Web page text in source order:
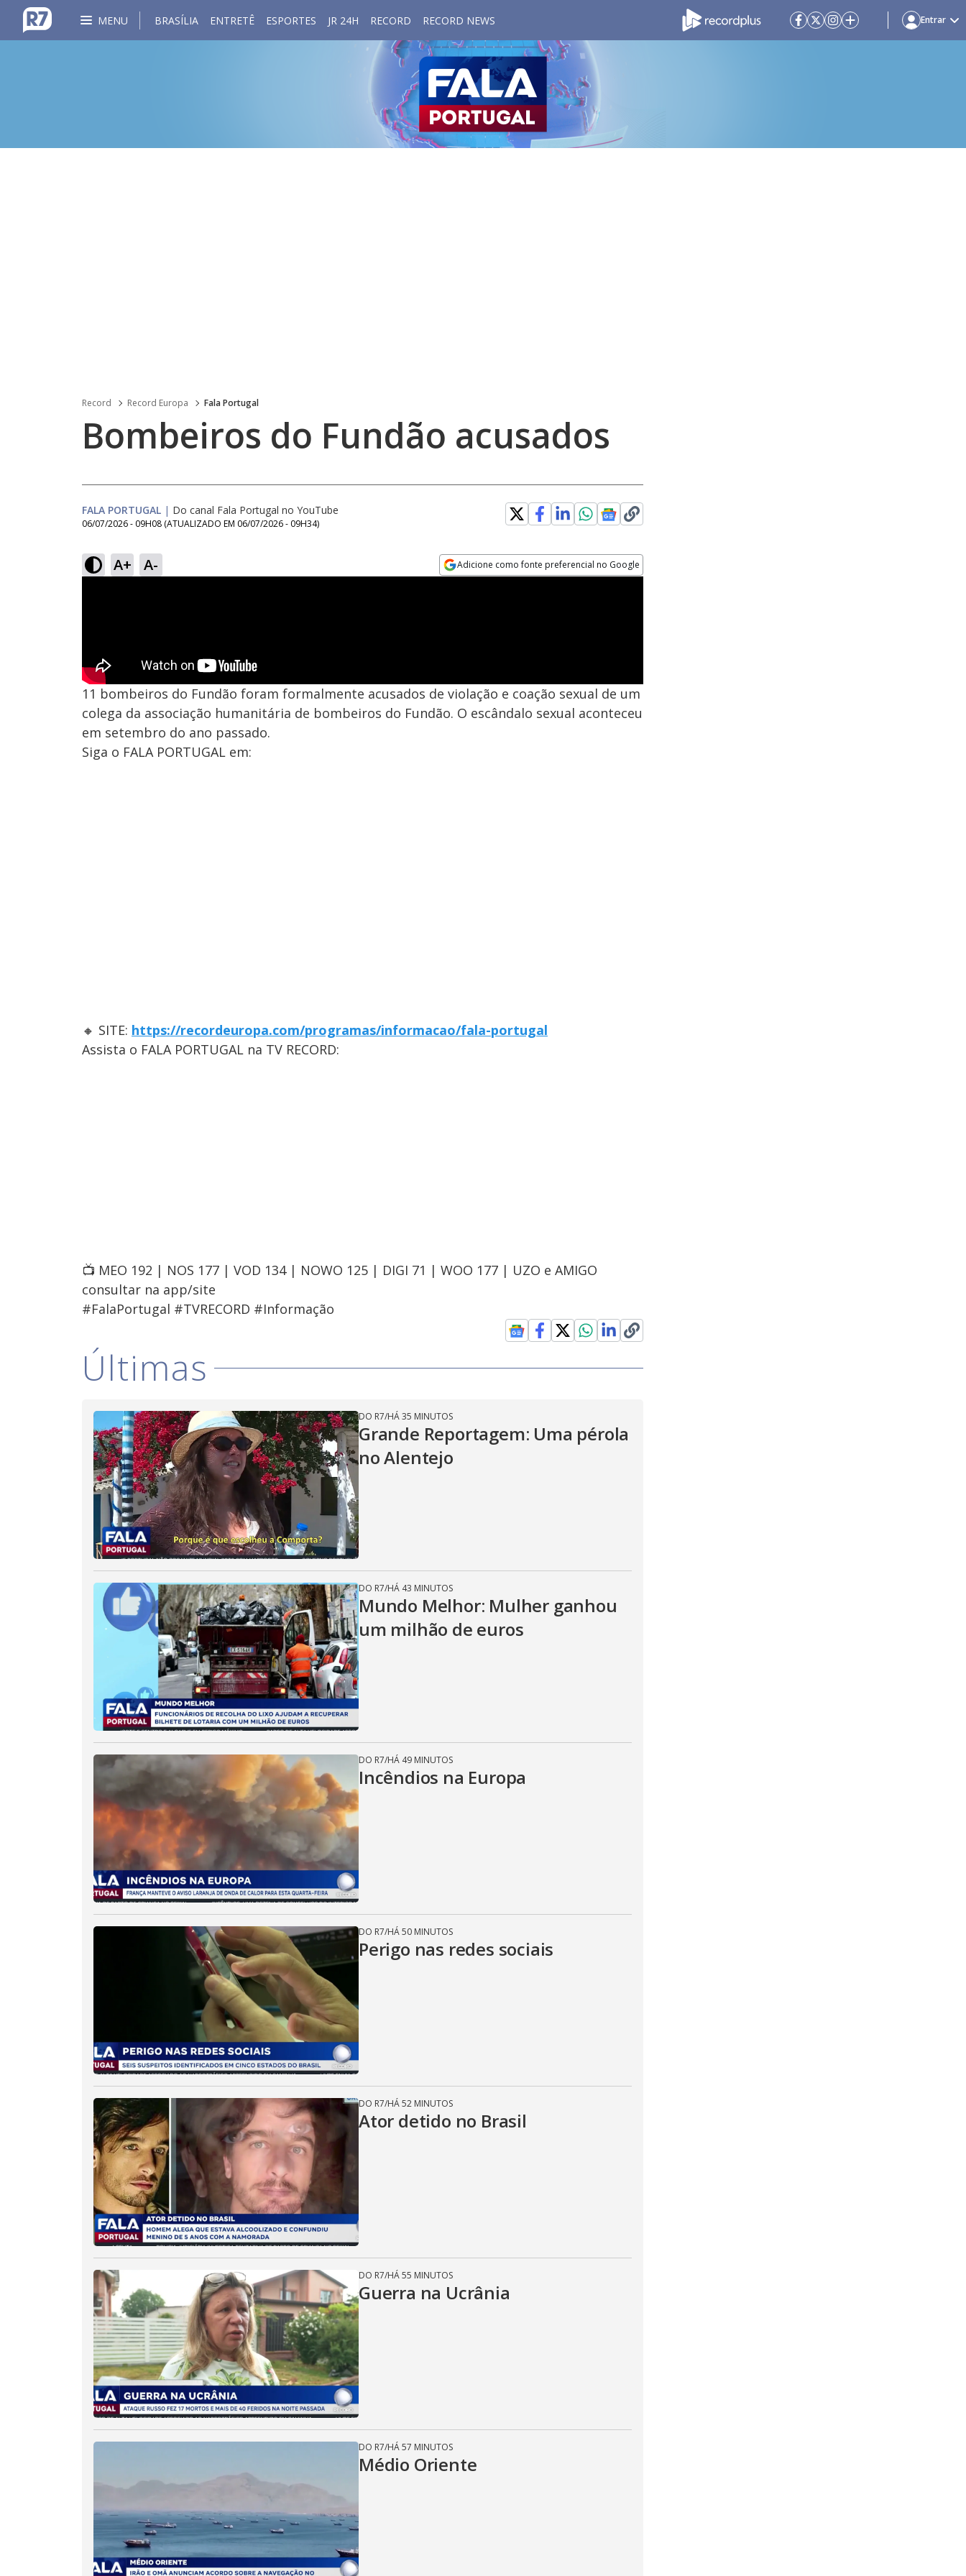
MENU BRASÍLIA ENTRETÊ ESPORTES JR 24H RECORD RECORD NEWS Entrar
Record Record Europa Fala Portugal
Bombeiros do Fundão acusados
FALA PORTUGAL | Do canal Fala Portugal no YouTube
06/07/2026 - 09H08 (ATUALIZADO EM 06/07/2026 - 09H34)
A+ A- Adicione como fonte preferencial no Google
11 bombeiros do Fundão foram formalmente acusados de violação e coação sexual de um
colega da associação humanitária de bombeiros do Fundão. O escândalo sexual aconteceu
em setembro do ano passado.
Siga o FALA PORTUGAL em:
🔸 SITE: https://recordeuropa.com/programas/informacao/fala-portugal
Assista o FALA PORTUGAL na TV RECORD:
📺 MEO 192 | NOS 177 | VOD 134 | NOWO 125 | DIGI 71 | WOO 177 | UZO e AMIGO
consultar na app/site
#FalaPortugal #TVRECORD #Informação
Últimas
DO R7/HÁ 35 MINUTOS
Grande Reportagem: Uma pérola
no Alentejo
DO R7/HÁ 43 MINUTOS
Mundo Melhor: Mulher ganhou
um milhão de euros
DO R7/HÁ 49 MINUTOS
Incêndios na Europa
DO R7/HÁ 50 MINUTOS
Perigo nas redes sociais
DO R7/HÁ 52 MINUTOS
Ator detido no Brasil
DO R7/HÁ 55 MINUTOS
Guerra na Ucrânia
DO R7/HÁ 57 MINUTOS
Médio Oriente